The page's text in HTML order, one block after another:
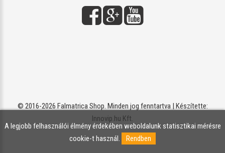
© 2016-2026 Falmatrica Shop. Minden jog fenntartva | Készítette:
Innovip.hu Kft.
A legjobb felhasználói élmény érdekében weboldalunk statisztikai mérésre
cookie-t használ.
Rendben